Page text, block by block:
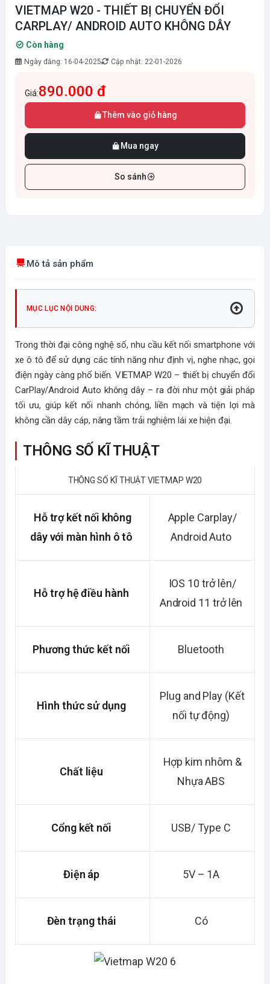
VIETMAP W20 - THIẾT BỊ CHUYỂN ĐỔI
CARPLAY/ ANDROID AUTO KHÔNG DÂY
Còn hàng
Ngày đăng: 16-04-2025 Cập nhật: 22-01-2026
Giá:890.000 đ
Thêm vào giỏ hàng
Mua ngay
So sánh
Mô tả sản phẩm
MỤC LỤC NỘI DUNG:
Trong thời đại công nghệ số, nhu cầu kết nối smartphone với
xe ô tô để sử dụng các tính năng như định vị, nghe nhạc, gọi
điện ngày càng phổ biến. VIETMAP W20 – thiết bị chuyển đổi
CarPlay/Android Auto không dây – ra đời như một giải pháp
tối ưu, giúp kết nối nhanh chóng, liền mạch và tiện lợi mà
không cần dây cáp, nâng tầm trải nghiệm lái xe hiện đại.
THÔNG SỐ KĨ THUẬT
THÔNG SỐ KĨ THUẬT VIETMAP W20
Hỗ trợ kết nối không
dây với màn hình ô tô
Apple Carplay/
Android Auto
Hỗ trợ hệ điều hành
IOS 10 trở lên/
Android 11 trở lên
Phương thức kết nối Bluetooth
Hình thức sử dụng
Plug and Play (Kết
nối tự động)
Chất liệu
Hợp kim nhôm &
Nhựa ABS
Cổng kết nối USB/ Type C
Điện áp 5V – 1A
Đèn trạng thái Có